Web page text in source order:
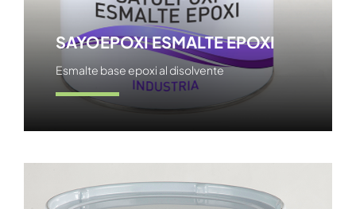
SAYOEPOXI ESMALTE EPOXI
Esmalte base epoxi al disolvente
Ver producto